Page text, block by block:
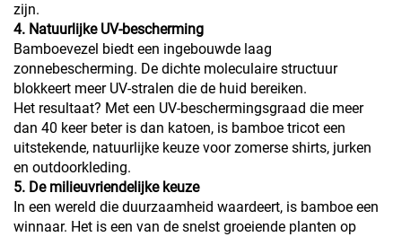
zijn.
4. Natuurlijke UV-bescherming
Bamboevezel biedt een ingebouwde laag
zonnebescherming. De dichte moleculaire structuur
blokkeert meer UV-stralen die de huid bereiken.
Het resultaat? Met een UV-beschermingsgraad die meer
dan 40 keer beter is dan katoen, is bamboe tricot een
uitstekende, natuurlijke keuze voor zomerse shirts, jurken
en outdoorkleding.
5. De milieuvriendelijke keuze
In een wereld die duurzaamheid waardeert, is bamboe een
winnaar. Het is een van de snelst groeiende planten op